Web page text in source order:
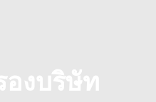
งบริษัท